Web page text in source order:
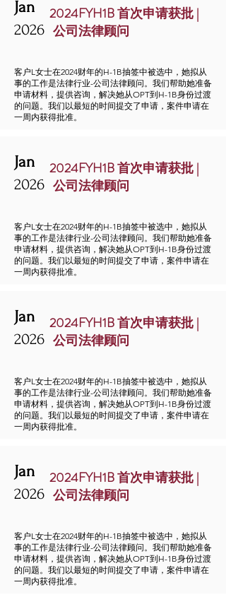
Jan
2026
2024FYH1B 首次申请获批 |
公司法律顾问
客户L女士在2024财年的H-1B抽签中被选中，她拟从
事的工作是法律行业-公司法律顾问。我们帮助她准备
申请材料，提供咨询，解决她从OPT到H-1B身份过渡
的问题。我们以最短的时间提交了申请，案件申请在
一周内获得批准。
Jan
2026
2024FYH1B 首次申请获批 |
公司法律顾问
客户L女士在2024财年的H-1B抽签中被选中，她拟从
事的工作是法律行业-公司法律顾问。我们帮助她准备
申请材料，提供咨询，解决她从OPT到H-1B身份过渡
的问题。我们以最短的时间提交了申请，案件申请在
一周内获得批准。
Jan
2026
2024FYH1B 首次申请获批 |
公司法律顾问
客户L女士在2024财年的H-1B抽签中被选中，她拟从
事的工作是法律行业-公司法律顾问。我们帮助她准备
申请材料，提供咨询，解决她从OPT到H-1B身份过渡
的问题。我们以最短的时间提交了申请，案件申请在
一周内获得批准。
Jan
2026
2024FYH1B 首次申请获批 |
公司法律顾问
客户L女士在2024财年的H-1B抽签中被选中，她拟从
事的工作是法律行业-公司法律顾问。我们帮助她准备
申请材料，提供咨询，解决她从OPT到H-1B身份过渡
的问题。我们以最短的时间提交了申请，案件申请在
一周内获得批准。